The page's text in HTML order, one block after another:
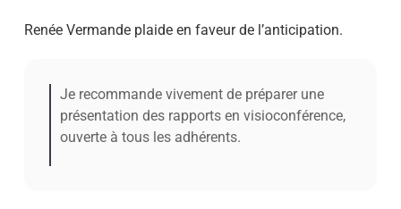
Renée Vermande plaide en faveur de l’anticipation.
Je recommande vivement de préparer une
présentation des rapports en visioconférence,
ouverte à tous les adhérents.